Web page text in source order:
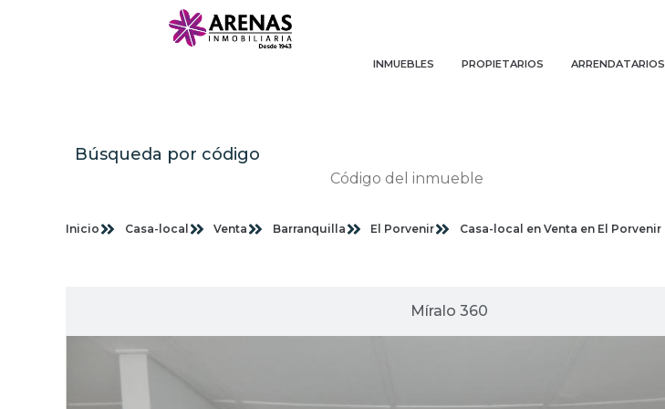
INMUEBLES PROPIETARIOS ARRENDATARIOS
Búsqueda por código
Inicio Casa-local Venta Barranquilla El Porvenir Casa-local en Venta en El Porvenir
Míralo 360